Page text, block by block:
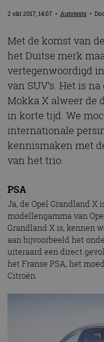
2 okt 2017, 14:07 • Autotests •
Met de komst van
het Duitse merk
vertegenwoordigd
van SUV’s. Het is
Mokka X alweer de
in korte tijd. We
internationale
kennismaken met
van het trio.
PSA
Ja, de Opel Grandland X
modellengamma van
Grandland X is, kennen
aan bijvoorbeeld het
uiteraard een direct
het Franse PSA, het
Citroën.